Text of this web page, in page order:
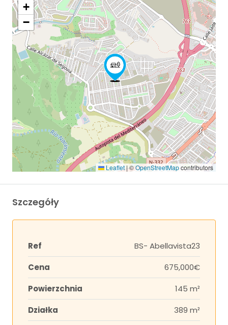
+
−
Leaflet|©OpenStreetMapcontributors
Szczegóły
Ref
BS- Abellavista23
Cena
675,000€
Powierzchnia
145 m²
Działka
389 m²